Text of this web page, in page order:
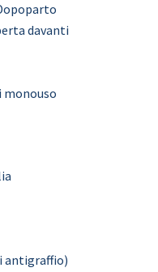
davanti
monouso
antigraffio)